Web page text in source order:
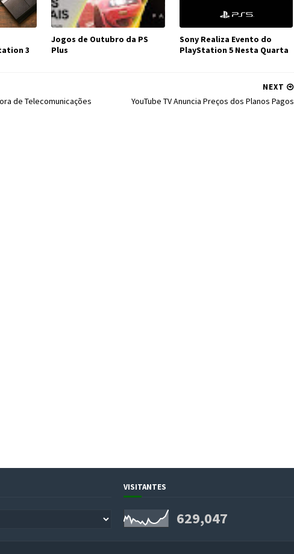
3
Jogos de Outubro da PS
Plus
Sony Realiza Evento do
PlayStation 5 Nesta Quarta
NEXT
YouTube TV Anuncia Preços dos Planos Pagos
de Telecomunicações
VISITANTES
629,047